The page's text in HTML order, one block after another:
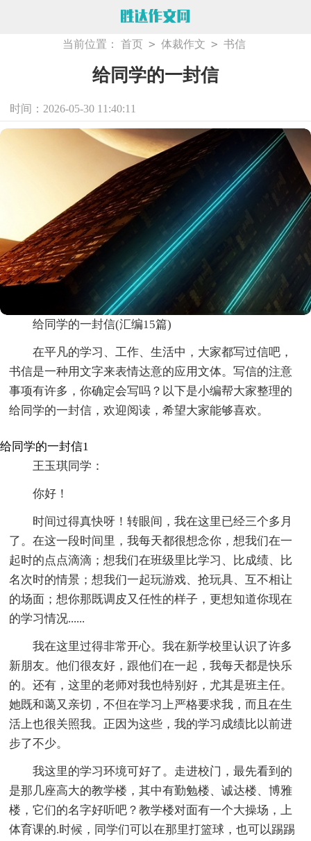
当前位置： 首页 > 体裁作文 > 书信
给同学的一封信
时间：2026-05-30 11:40:11
给同学的一封信(汇编15篇)
在平凡的学习、工作、生活中，大家都写过信吧，
书信是一种用文字来表情达意的应用文体。写信的注意
事项有许多，你确定会写吗？以下是小编帮大家整理的
给同学的一封信，欢迎阅读，希望大家能够喜欢。
给同学的一封信1
王玉琪同学：
你好！
时间过得真快呀！转眼间，我在这里已经三个多月
了。在这一段时间里，我每天都很想念你，想我们在一
起时的点点滴滴；想我们在班级里比学习、比成绩、比
名次时的情景；想我们一起玩游戏、抢玩具、互不相让
的场面；想你那既调皮又任性的样子，更想知道你现在
的学习情况......
我在这里过得非常开心。我在新学校里认识了许多
新朋友。他们很友好，跟他们在一起，我每天都是快乐
的。还有，这里的老师对我也特别好，尤其是班主任。
她既和蔼又亲切，不但在学习上严格要求我，而且在生
活上也很关照我。正因为这些，我的学习成绩比以前进
步了不少。
我这里的学习环境可好了。走进校门，最先看到的
是那几座高大的教学楼，其中有勤勉楼、诚达楼、博雅
楼，它们的名字好听吧？教学楼对面有一个大操场，上
体育课的.时候，同学们可以在那里打篮球，也可以踢踢